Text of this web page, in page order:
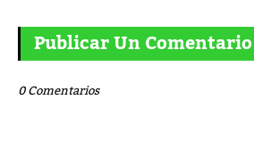
Publicar Un Comentario
0 Comentarios